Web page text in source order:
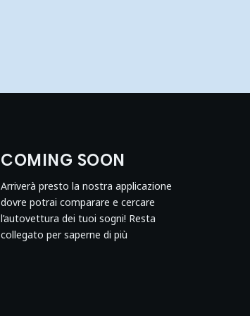
COMING SOON
Arriverà presto la nostra applicazione
dovre potrai comparare e cercare
l’autovettura dei tuoi sogni! Resta
collegato per saperne di più